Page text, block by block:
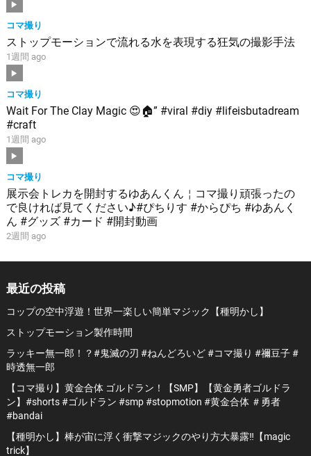
コマ撮り
ストップモーションで流れる水を表現する狂気の撮影手法
1週間 ago
コマ撮り
Wait For The Clay Magic 😍🏠” #viral #diy #lifeisbutadream
#craft
1週間 ago
コマ撮り
展示会トレカを開封するゆあんくん￤コマ撮り頑張ったの
で良ければ見てください♪#ぴちりす #からぴち #ゆあんく
ん #グッズ #カード #開封動画
2週間 ago
最近の投稿
コップの空中浮遊！世界一楽しい簡単マジック【種明かし】
ストップモーション製作時間
ラッキー無一郎！？#鬼滅の刃 #ねんどろいど #コマ撮り #禰豆子 #
時透無一郎
【コマ撮り】黄金合体 ゴルドラン！【SMP】【黄金勇者ゴルドラ
ン】#shorts #ゴルドラン #smp #stopmotion #黄金合体 ＃勇者
#bandai
【種明かし】棒が宙に浮く衝撃マジックのやり方大暴露‼️【magic
trick】